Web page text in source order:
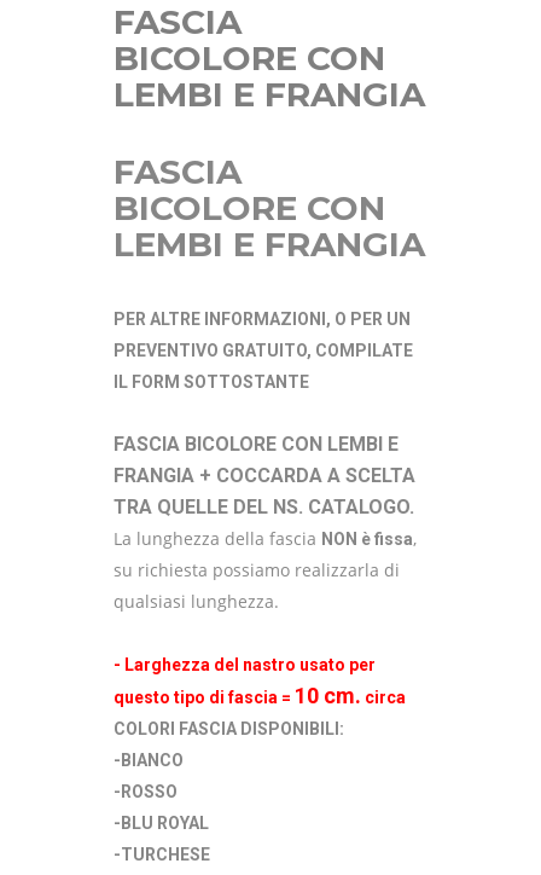
FASCIA
BICOLORE CON
LEMBI E FRANGIA
FASCIA
BICOLORE CON
LEMBI E FRANGIA
PER ALTRE INFORMAZIONI, O PER UN
PREVENTIVO GRATUITO, COMPILATE
IL FORM SOTTOSTANTE
FASCIA BICOLORE CON LEMBI E
FRANGIA + COCCARDA A SCELTA
TRA QUELLE DEL NS. CATALOGO.
La lunghezza della fascia NON è fissa,
su richiesta possiamo realizzarla di
qualsiasi lunghezza.
- Larghezza del nastro usato per
questo tipo di fascia = 10 cm. circa
COLORI FASCIA DISPONIBILI:
-BIANCO
-ROSSO
-BLU ROYAL
-TURCHESE